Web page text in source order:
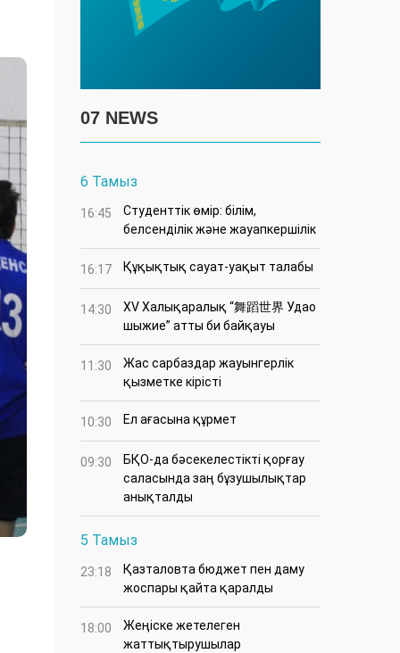
07 NEWS
6 Тамыз
16:45
Студенттік өмір: білім,
белсенділік және жауапкершілік
16:17 Құқықтық сауат-уақыт талабы
14:30
XV Халықаралық “舞蹈世界 Удао
шыжие” атты би байқауы
11:30
Жас сарбаздар жауынгерлік
қызметке кірісті
10:30 Ел ағасына құрмет
09:30
БҚО-да бәсекелестікті қорғау
саласында заң бұзушылықтар
анықталды
5 Тамыз
23:18
Қазталовта бюджет пен даму
жоспары қайта қаралды
18:00
Жеңіске жетелеген
жаттықтырушылар